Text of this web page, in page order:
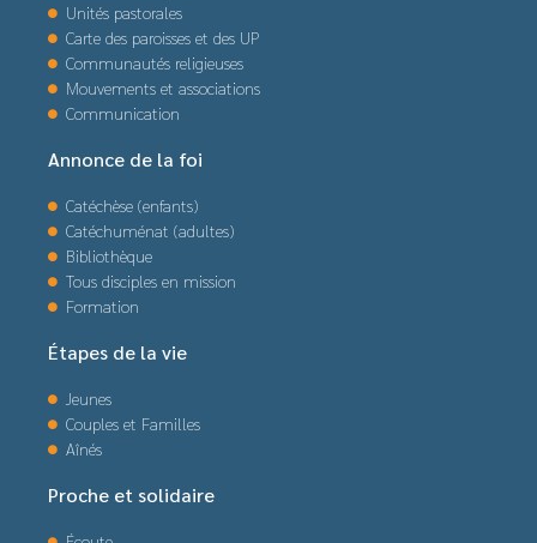
Unités pastorales
Carte des paroisses et des UP
Communautés religieuses
Mouvements et associations
Communication
Annonce de la foi
Catéchèse (enfants)
Catéchuménat (adultes)
Bibliothèque
Tous disciples en mission
Formation
Étapes de la vie
Jeunes
Couples et Familles
Aînés
Proche et solidaire